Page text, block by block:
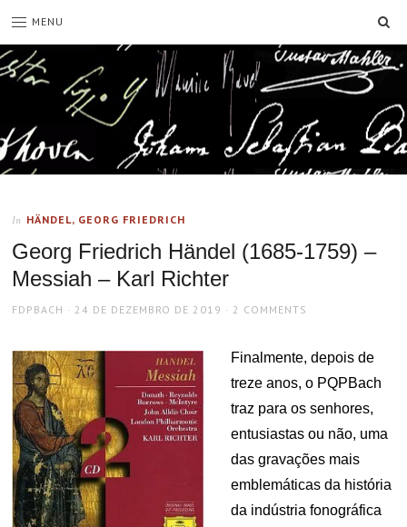
MENU
In HÄNDEL, GEORG FRIEDRICH
Georg Friedrich Händel (1685-1759) –
Messiah – Karl Richter
AUTHOR
FDPBACH
POSTED
24 DE DEZEMBRO DE 2019 2 COMMENTS
Finalmente, depois de
treze anos, o PQPBach
traz para os senhores,
entusiastas ou não, uma
das gravações mais
emblemáticas da história
da indústria fonográfica